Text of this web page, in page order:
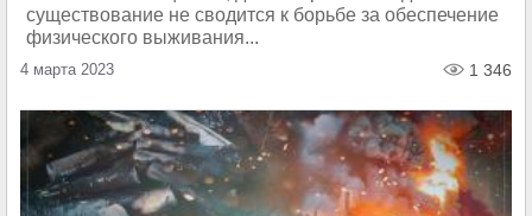
существование не сводится к борьбе за обеспечение
физического выживания...
4 марта 2023 1 346